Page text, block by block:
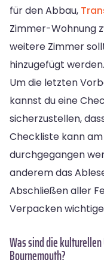
für den Abbau,
Zimmer-Wohnung
weitere Zimmer
hinzugefügt werden.
Um die letzten
kannst du eine
sicherzustellen,
Checkliste kann
durchgegangen
anderem das
Abschließen aller
Verpacken
Was sind die
Bournemouth?